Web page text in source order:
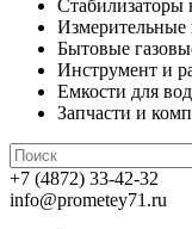
Измерительные
Бытовые
Инструмент и
Емкости для
Запчасти и
+7 (4872) 33-42-32
info@prometey71.ru